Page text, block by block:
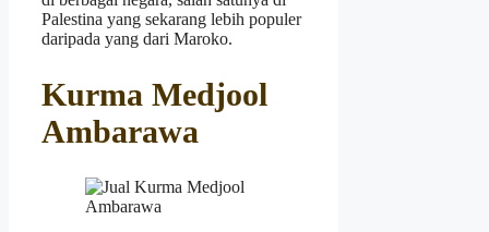
Palestina yang sekarang lebih populer
daripada yang dari Maroko.
Kurma Medjool
Ambarawa